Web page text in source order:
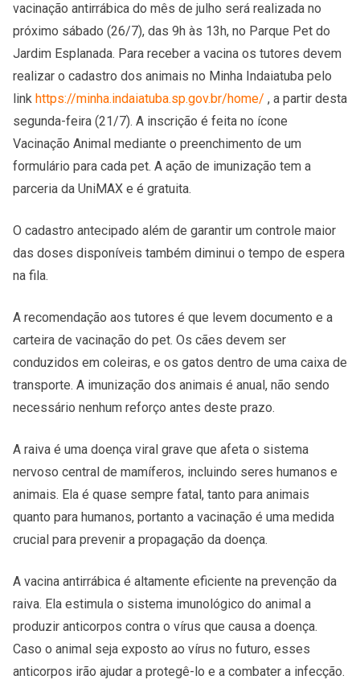
vacinação antirrábica do mês de julho será realizada no
próximo sábado (26/7), das 9h às 13h, no Parque Pet do
Jardim Esplanada. Para receber a vacina os tutores devem
realizar o cadastro dos animais no Minha Indaiatuba pelo
link https://minha.indaiatuba.sp.gov.br/home/ , a partir desta
segunda-feira (21/7). A inscrição é feita no ícone
Vacinação Animal mediante o preenchimento de um
formulário para cada pet. A ação de imunização tem a
parceria da UniMAX e é gratuita.
O cadastro antecipado além de garantir um controle maior
das doses disponíveis também diminui o tempo de espera
na fila.
A recomendação aos tutores é que levem documento e a
carteira de vacinação do pet. Os cães devem ser
conduzidos em coleiras, e os gatos dentro de uma caixa de
transporte. A imunização dos animais é anual, não sendo
necessário nenhum reforço antes deste prazo.
A raiva é uma doença viral grave que afeta o sistema
nervoso central de mamíferos, incluindo seres humanos e
animais. Ela é quase sempre fatal, tanto para animais
quanto para humanos, portanto a vacinação é uma medida
crucial para prevenir a propagação da doença.
A vacina antirrábica é altamente eficiente na prevenção da
raiva. Ela estimula o sistema imunológico do animal a
produzir anticorpos contra o vírus que causa a doença.
Caso o animal seja exposto ao vírus no futuro, esses
anticorpos irão ajudar a protegê-lo e a combater a infecção.